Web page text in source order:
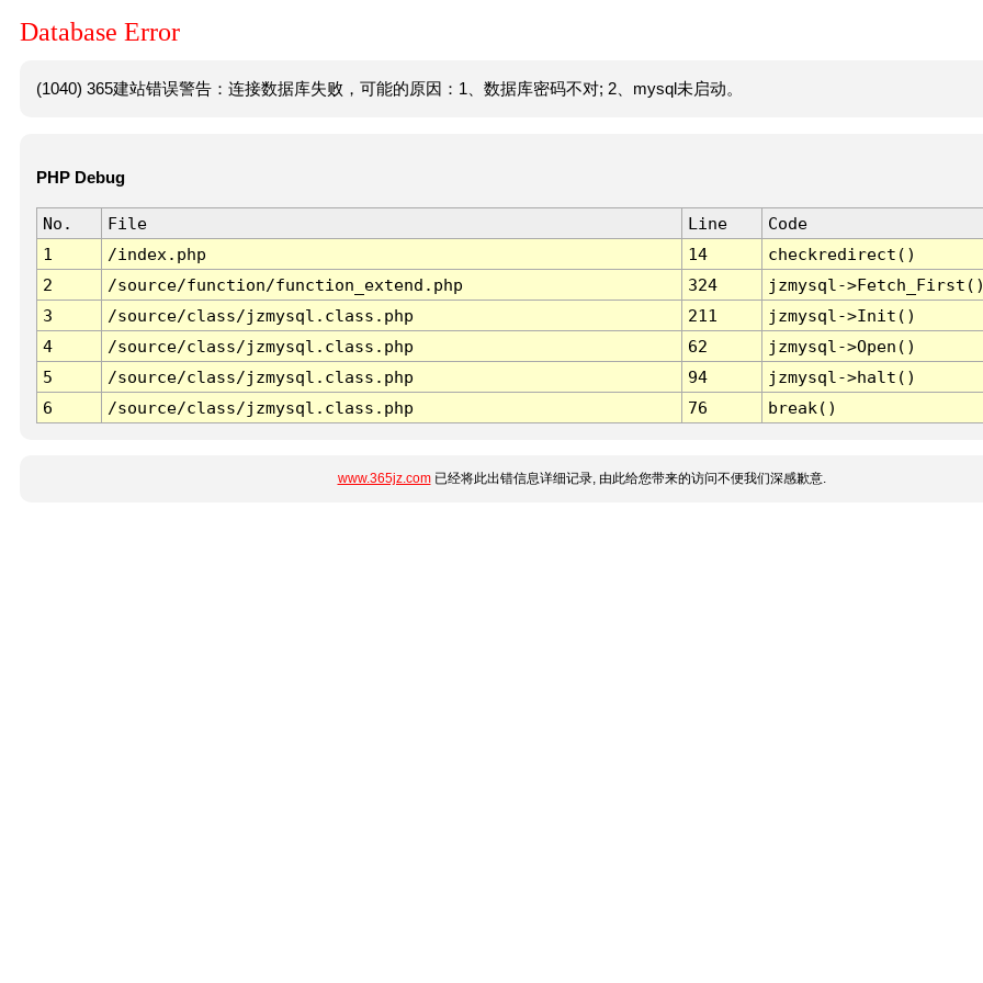
Database Error
(1040) 365建站错误警告：连接数据库失败，可能的原因：1、数据库密码不对; 2、mysql未启动。
PHP Debug
No. File Line
Code
1
/index.php 14
checkredirect()
2
/source/function/function_extend.php 324
jzmysql-
3
/source/class/jzmysql.class.php 211
jzmysql->Init()
4
/source/class/jzmysql.class.php 62
jzmysql->Open()
5
/source/class/jzmysql.class.php 94
jzmysql->halt()
6
/source/class/jzmysql.class.php 76 break()
www.365jz.com已经将此出错信息详细记录, 由此给您带来的访问不便我们深感歉意.